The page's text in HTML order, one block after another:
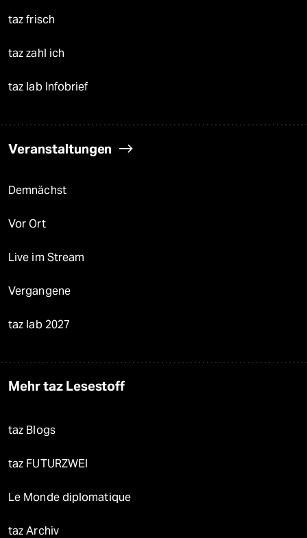
taz frisch
taz zahl ich
taz lab Infobrief
Veranstaltungen
Demnächst
Vor Ort
Live im Stream
Vergangene
taz lab 2027
Mehr taz Lesestoff
taz Blogs
taz FUTURZWEI
Le Monde diplomatique
taz Archiv